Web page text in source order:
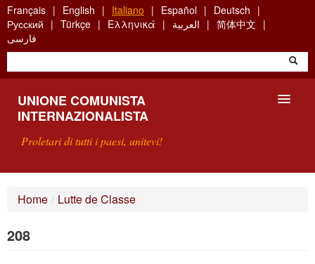
Skip
to
main
content
Français English Italiano Español
Deutsch
Русский
Türkçe Ελληνικά العربية
简体中文
فارسی
UNIONE COMUNISTA
INTERNAZIONALISTA
Proletari di tutti i paesi, unitevi!
Home / Lutte de Classe
208